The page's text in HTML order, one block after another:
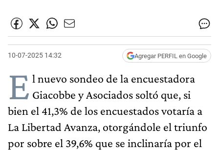
10-07-2025 14:32 Agregar PERFIL en Google
E l nuevo sondeo de la encuestadora
Giacobbe y Asociados soltó que, si
bien el 41,3% de los encuestados votaría a
La Libertad Avanza, otorgándole el triunfo
por sobre el 39,6% que se inclinaría por el